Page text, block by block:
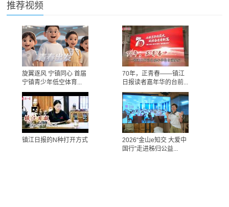
推荐视频
旋翼逐风 宁镇同心 首届
宁镇青少年低空体育...
70年，正青春——镇江
日报读者嘉年华的台前...
镇江日报的N种打开方式
2026“金山e知交 大爱中
国行”走进秭归公益...